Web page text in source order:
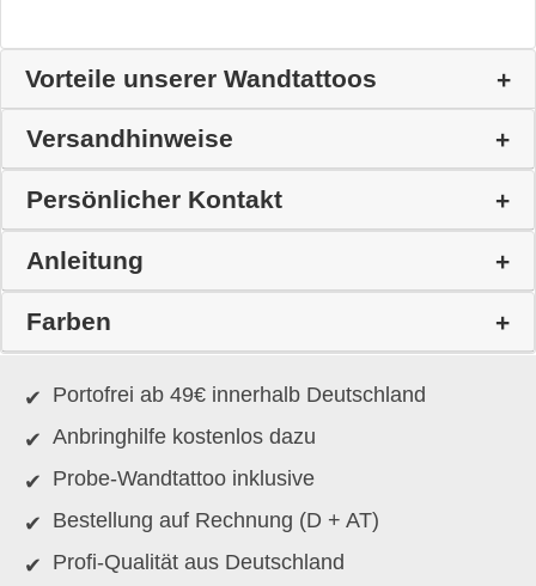
Vorteile unserer Wandtattoos
Versandhinweise
Persönlicher Kontakt
Anleitung
Farben
Portofrei ab 49€ innerhalb Deutschland
Anbringhilfe kostenlos dazu
Probe-Wandtattoo inklusive
Bestellung auf Rechnung (D + AT)
Profi-Qualität aus Deutschland